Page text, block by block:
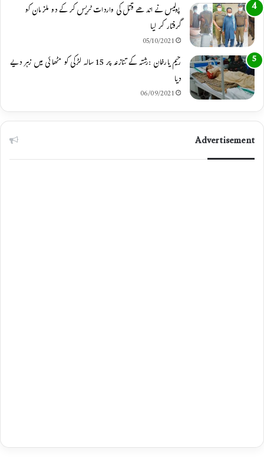
پولیس نے اندھے قتل کی واردات ٹریس کر کے دو ملزمان کو
گرفتار کر لیا
05/10/2021
رحیم یارخان :رشتہ کے تنازعہ پر 15 سالہ لڑکی کو مٹھائی میں زہر دیے
دیا
06/09/2021
Advertisement